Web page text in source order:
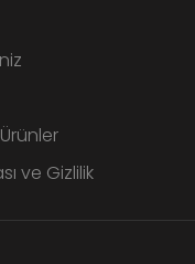
ve Gizlilik